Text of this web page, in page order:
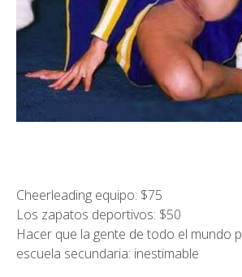
Cheerleading equipo: $75
Los zapatos deportivos: $50
Hacer que la gente de todo el mundo
escuela secundaria: inestimable